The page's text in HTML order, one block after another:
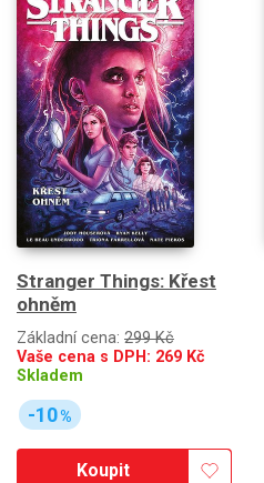
Stranger Things: Křest
ohněm
Základní cena: 299 Kč
Vaše cena s DPH: 269 Kč
Skladem
-10%
Koupit